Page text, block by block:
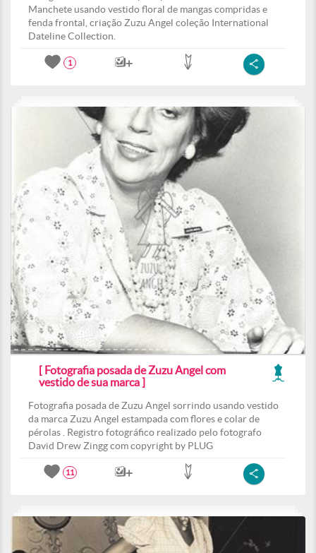
Manchete usando vestido floral de mangas compridas e
fenda frontal, criação Zuzu Angel coleção International
Dateline Collection.
1
[ Fotografia posada de Zuzu Angel com
vestido de sua marca ]
Fotografia posada de Zuzu Angel sorrindo usando vestido
da marca Zuzu Angel estampada com flores e colar de
pérolas . Registro fotográfico realizado pelo fotografo
David Drew Zingg com copyright by PLUG
11